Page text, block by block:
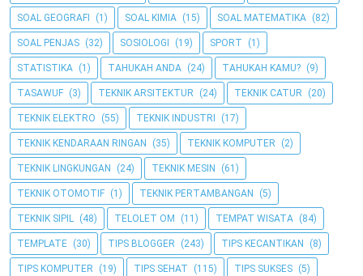
SOAL GEOGRAFI (1) SOAL KIMIA (15) SOAL MATEMATIKA (82)
SOAL PENJAS (32) SOSIOLOGI (19) SPORT (1)
STATISTIKA (1) TAHUKAH ANDA (24) TAHUKAH KAMU? (9)
TASAWUF (3) TEKNIK ARSITEKTUR (24) TEKNIK CATUR (20)
TEKNIK ELEKTRO (55) TEKNIK INDUSTRI (17)
TEKNIK KENDARAAN RINGAN (35) TEKNIK KOMPUTER (2)
TEKNIK LINGKUNGAN (24) TEKNIK MESIN (61)
TEKNIK OTOMOTIF (1) TEKNIK PERTAMBANGAN (5)
TEKNIK SIPIL (48) TELOLET OM (11) TEMPAT WISATA (84)
TEMPLATE (30) TIPS BLOGGER (243) TIPS KECANTIKAN (8)
TIPS KOMPUTER (19) TIPS SEHAT (115) TIPS SUKSES (5)